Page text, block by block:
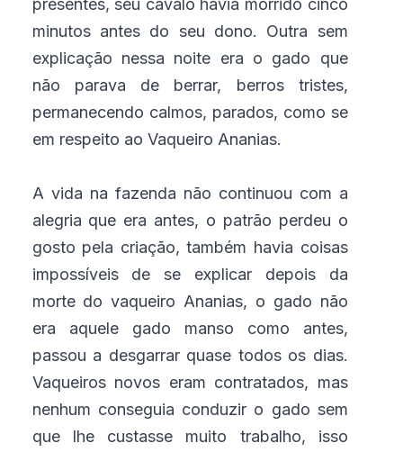
minutos antes do seu dono. Outra sem
explicação nessa noite era o gado que
não parava de berrar, berros tristes,
permanecendo calmos, parados, como se
em respeito ao Vaqueiro Ananias.
A vida na fazenda não continuou com a
alegria que era antes, o patrão perdeu o
gosto pela criação, também havia coisas
impossíveis de se explicar depois da
morte do vaqueiro Ananias, o gado não
era aquele gado manso como antes,
passou a desgarrar quase todos os dias.
Vaqueiros novos eram contratados, mas
nenhum conseguia conduzir o gado sem
que lhe custasse muito trabalho, isso